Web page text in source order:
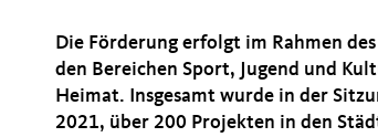
Die Förderung erfolgt im Rahmen
den Bereichen Sport, Jugend und
Heimat. Insgesamt wurde in der
2021, über 200 Projekten in den